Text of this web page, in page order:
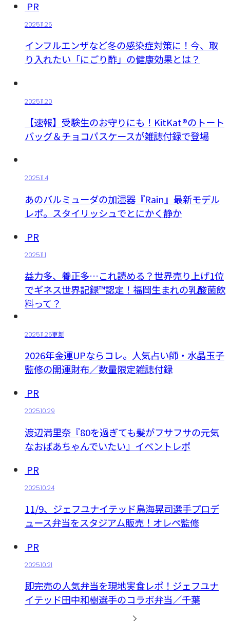
PR
2025.11.25
インフルエンザなど冬の感染症対策に！今、取
り入れたい「にごり酢」の健康効果とは？
2025.11.20
【速報】受験生のお守りにも！KitKat®のトート
バッグ＆チョコパスケースが雑誌付録で登場
2025.11.4
あのバルミューダの加湿器『Rain』最新モデル
レポ。スタイリッシュでとにかく静か
PR
2025.11.1
益力多、養正多…これ読める？世界売り上げ1位
でギネス世界記録™認定！福岡生まれの乳酸菌飲
料って？
2025.11.25更新
2026年金運UPならコレ。人気占い師・水晶玉子
監修の開運財布／数量限定雑誌付録
PR
2025.10.29
渡辺満里奈『80を過ぎても髪がフサフサの元気
なおばあちゃんでいたい』イベントレポ
PR
2025.10.24
11/9、ジェフユナイテッド鳥海晃司選手プロデ
ュース弁当をスタジアム販売！オレペ監修
PR
2025.10.21
即完売の人気弁当を現地実食レポ！ジェフユナ
イテッド田中和樹選手のコラボ弁当／千葉